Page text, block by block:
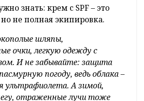
знать: крем с SPF – это
не полная экипировка.
шляпы,
очки, легкую одежду с
И не забывайте: защита
погоду, ведь облака –
ультрафиолета. А зимой,
отраженные лучи тоже